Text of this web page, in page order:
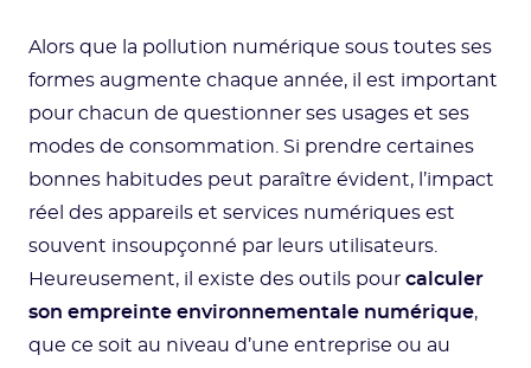
Alors que la pollution numérique sous toutes ses
formes augmente chaque année, il est important
pour chacun de questionner ses usages et ses
modes de consommation. Si prendre certaines
bonnes habitudes peut paraître évident, l’impact
réel des appareils et services numériques est
souvent insoupçonné par leurs utilisateurs.
Heureusement, il existe des outils pour calculer
son empreinte environnementale numérique,
que ce soit au niveau d’une entreprise ou au